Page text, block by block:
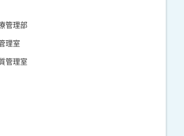
管理部
理室
管理室